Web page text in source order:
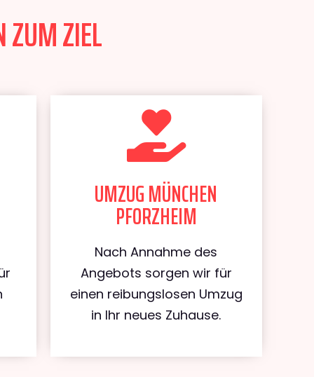
ZUM ZIEL
UMZUG MÜNCHEN
PFORZHEIM
Nach Annahme des
Angebots sorgen wir für
einen reibungslosen Umzug
in Ihr neues Zuhause.